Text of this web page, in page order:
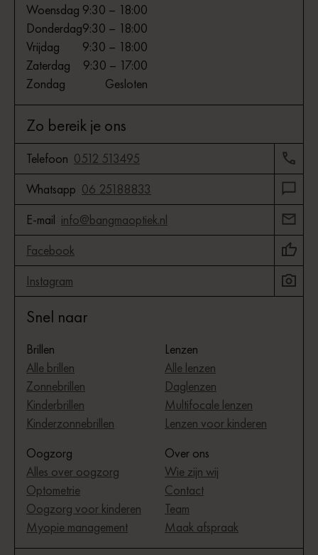
Woensdag 9:30 – 18:00
Donderdag9:30 – 18:00
Vrijdag
9:30 – 18:00
Zaterdag
9:30 – 17:00
Zondag
Gesloten
Zo bereik je ons
Telefoon 0512 513495
Whatsapp 06 25188833
E-mail info@bangmaoptiek.nl
Facebook
Instagram
Snel naar
Brillen
Alle brillen
Zonnebrillen
Kinderbrillen
Kinderzonnebrillen
Lenzen
Alle lenzen
Daglenzen
Multifocale lenzen
Lenzen voor kinderen
Oogzorg
Alles over oogzorg
Optometrie
Oogzorg voor kinderen
Myopie management
Over ons
Wie zijn wij
Contact
Team
Maak afspraak